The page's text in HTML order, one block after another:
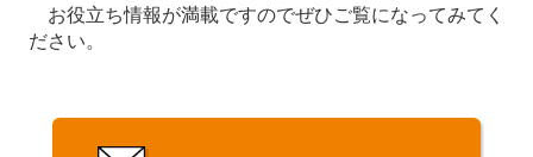
お役立ち情報が満載ですのでぜひご覧になってみてく
ださい。